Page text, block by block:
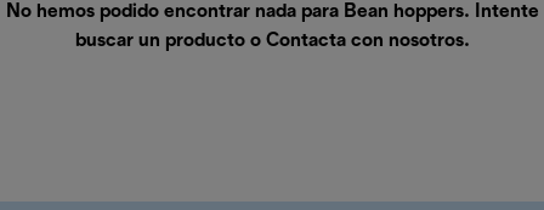
No hemos podido encontrar nada para Bean hoppers. Intente
buscar un producto o Contacta con nosotros.